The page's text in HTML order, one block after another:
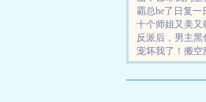
霸总he了 日复一
十个师姐又美又
反派后，男主黑
宠坏我了！ 搬空